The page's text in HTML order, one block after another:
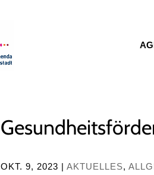
OKT. 9, 2023 |AKTUELLES,